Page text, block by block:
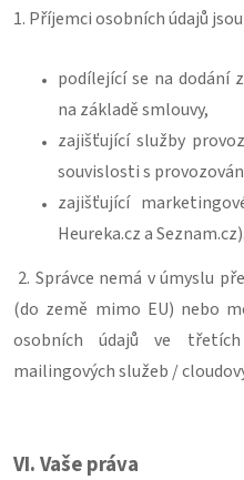
1. Příjemci osobních údajů
podílející se na dodání
na základě smlouvy,
zajišťující služby
souvislosti s
zajišťující
Heureka.cz a Seznam.cz).
2. Správce nemá v úmyslu
(do země mimo EU) nebo
osobních údajů ve
mailingových služeb /
VI.Vaše práva